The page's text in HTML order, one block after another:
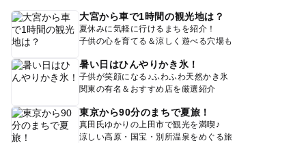
大宮から車で1時間の観光地は？
夏休みに気軽に行けるまちを紹介！
子供の心を育てる＆涼しく遊べる穴場も
暑い日はひんやりかき氷！
子供が笑顔になる♪ふわふわ天然かき氷
関東の有名＆おすすめ店を厳選紹介
東京から90分のまちで夏旅！
真田氏ゆかりの上田市で観光を満喫♪
涼しい高原・国宝・別所温泉をめぐる旅